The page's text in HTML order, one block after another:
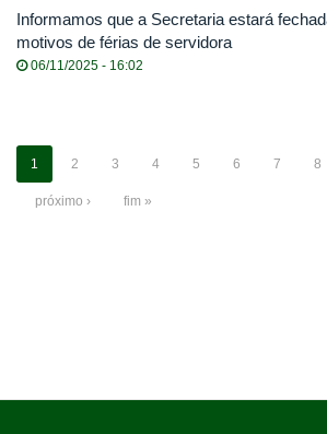
Informamos que a Secretaria estará
motivos de férias de servidora
06/11/2025 - 16:02
1 2 3 4 5 6 7 8
próximo › fim »